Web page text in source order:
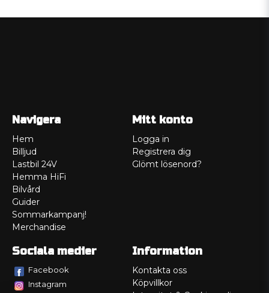
Navigera
Hem
Billjud
Lastbil 24V
Hemma HiFi
Bilvård
Guider
Sommarkampanj!
Merchandise
Mitt konto
Logga in
Registrera dig
Glömt lösenord?
Sociala medier
Facebook
Instagram
Information
Kontakta oss
Köpvillkor